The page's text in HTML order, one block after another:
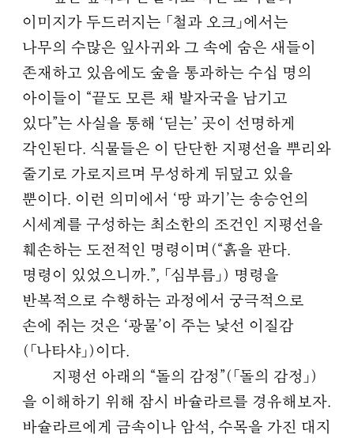
이미지가 두드러지는 「철과 오크」에서는
나무의 수많은 잎사귀와 그 속에 숨은 새들이
존재하고 있음에도 숲을 통과하는 수십 명의
아이들이 “끝도 모른 채 발자국을 남기고
있다”는 사실을 통해 ‘딛는’ 곳이 선명하게
각인된다. 식물들은 이 단단한 지평선을 뿌리와
줄기로 가로지르며 무성하게 뒤덮고 있을
뿐이다. 이런 의미에서 ‘땅 파기’는 송승언의
시세계를 구성하는 최소한의 조건인 지평선을
훼손하는 도전적인 명령이며(“흙을 판다.
명령이 있었으니까.”, 「심부름」) 명령을
반복적으로 수행하는 과정에서 궁극적으로
손에 쥐는 것은 ‘광물’이 주는 낯선 이질감
(「나타샤」)이다.
지평선 아래의 “돌의 감정”(「돌의 감정」)
을 이해하기 위해 잠시 바슐라르를 경유해보자.
바슐라르에게 금속이나 암석, 수목을 가진 대지